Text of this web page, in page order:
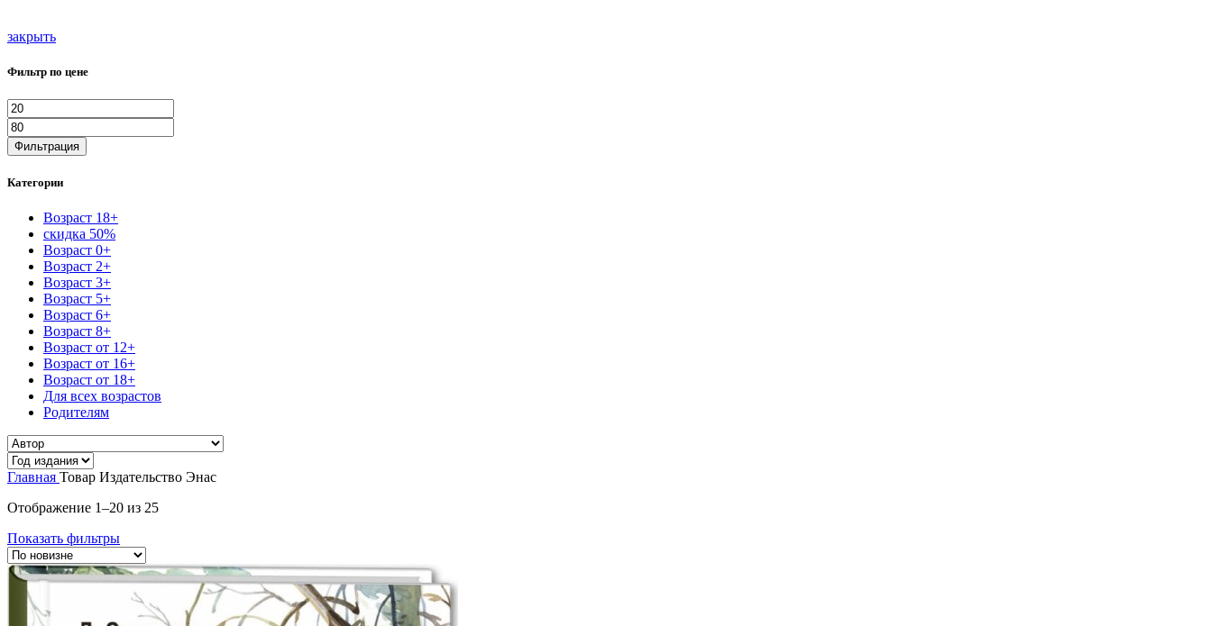
закрыть
Фильтр по цене
Минимальная
цена
цена
Фильтрация
Категории
Возраст 18+
скидка 50%
Возраст 0+
Возраст 2+
Возраст 3+
Возраст 5+
Возраст 6+
Возраст 8+
Возраст от 12+
Возраст от 16+
Возраст от 18+
Для всех возрастов
Родителям
Главная Товар Издательство Энас
Отображение 1–20 из 25Сортировка:
Показать фильтры